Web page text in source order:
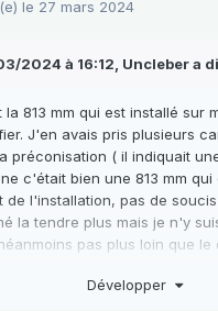
le 27 mars 2024
2024 à 16:12, Unclebera
la 813 mm qui est installé sur
J'en avais pris plusieurs
préconisation ( il indiquait
c'était bien une 813 mm qui
de l'installation, pas de
la tendre plus mais je n'y
pas plus loin que le
tout ça vient de la rareté de
Développer